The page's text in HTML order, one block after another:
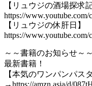
【リュウジの酒場探求記
https://
【リュウジの休肝日】
https://
～～書籍のお知らせ～～
最新書籍！
【本気のワンパンパスタ
→https://amzn.asia/d/